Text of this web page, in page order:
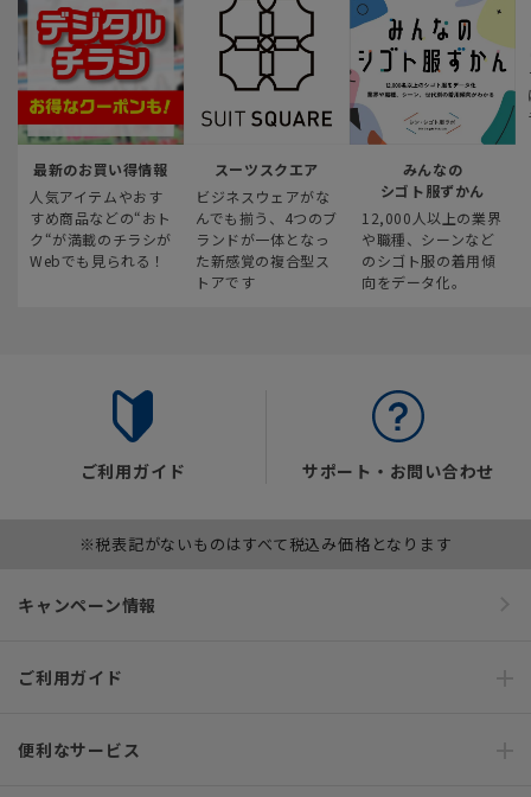
最新のお買い得情報
人気アイテムやおす
すめ商品などの“おト
ク“が満載のチラシが
Webでも見られる！
スーツスクエア
ビジネスウェアがな
んでも揃う、4つのブ
ランドが一体となっ
た新感覚の複合型ス
トアです
みんなの
シゴト服ずかん
12,000人以上の業界
や職種、シーンなど
のシゴト服の着用傾
向をデータ化。
ご利用ガイド サポート・お問い合わせ
※税表記がないものはすべて税込み価格となります
キャンペーン情報
ご利用ガイド
便利なサービス